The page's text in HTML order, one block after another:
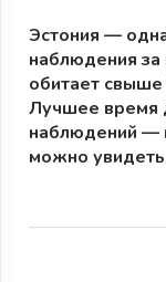
Эстония —
наблюдения
обитает
Лучшее время
наблюдений —
можно увидеть